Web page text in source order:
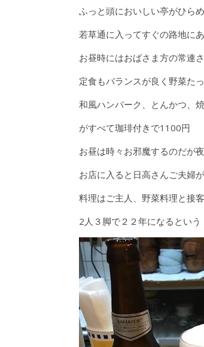
ふっと頭においしい亭がひら
若草通に入ってすぐの路地に
お昼時にはおばさま方の常連
定食もバランスが良く野菜た
和風ハンバーク、とんかつ、
がすべて珈琲付きで1100円
お昼は時々お邪魔するのだが
お店に入ると日高さんご夫婦
料理はご主人、野菜料理と接
2人３脚で２２年になるという